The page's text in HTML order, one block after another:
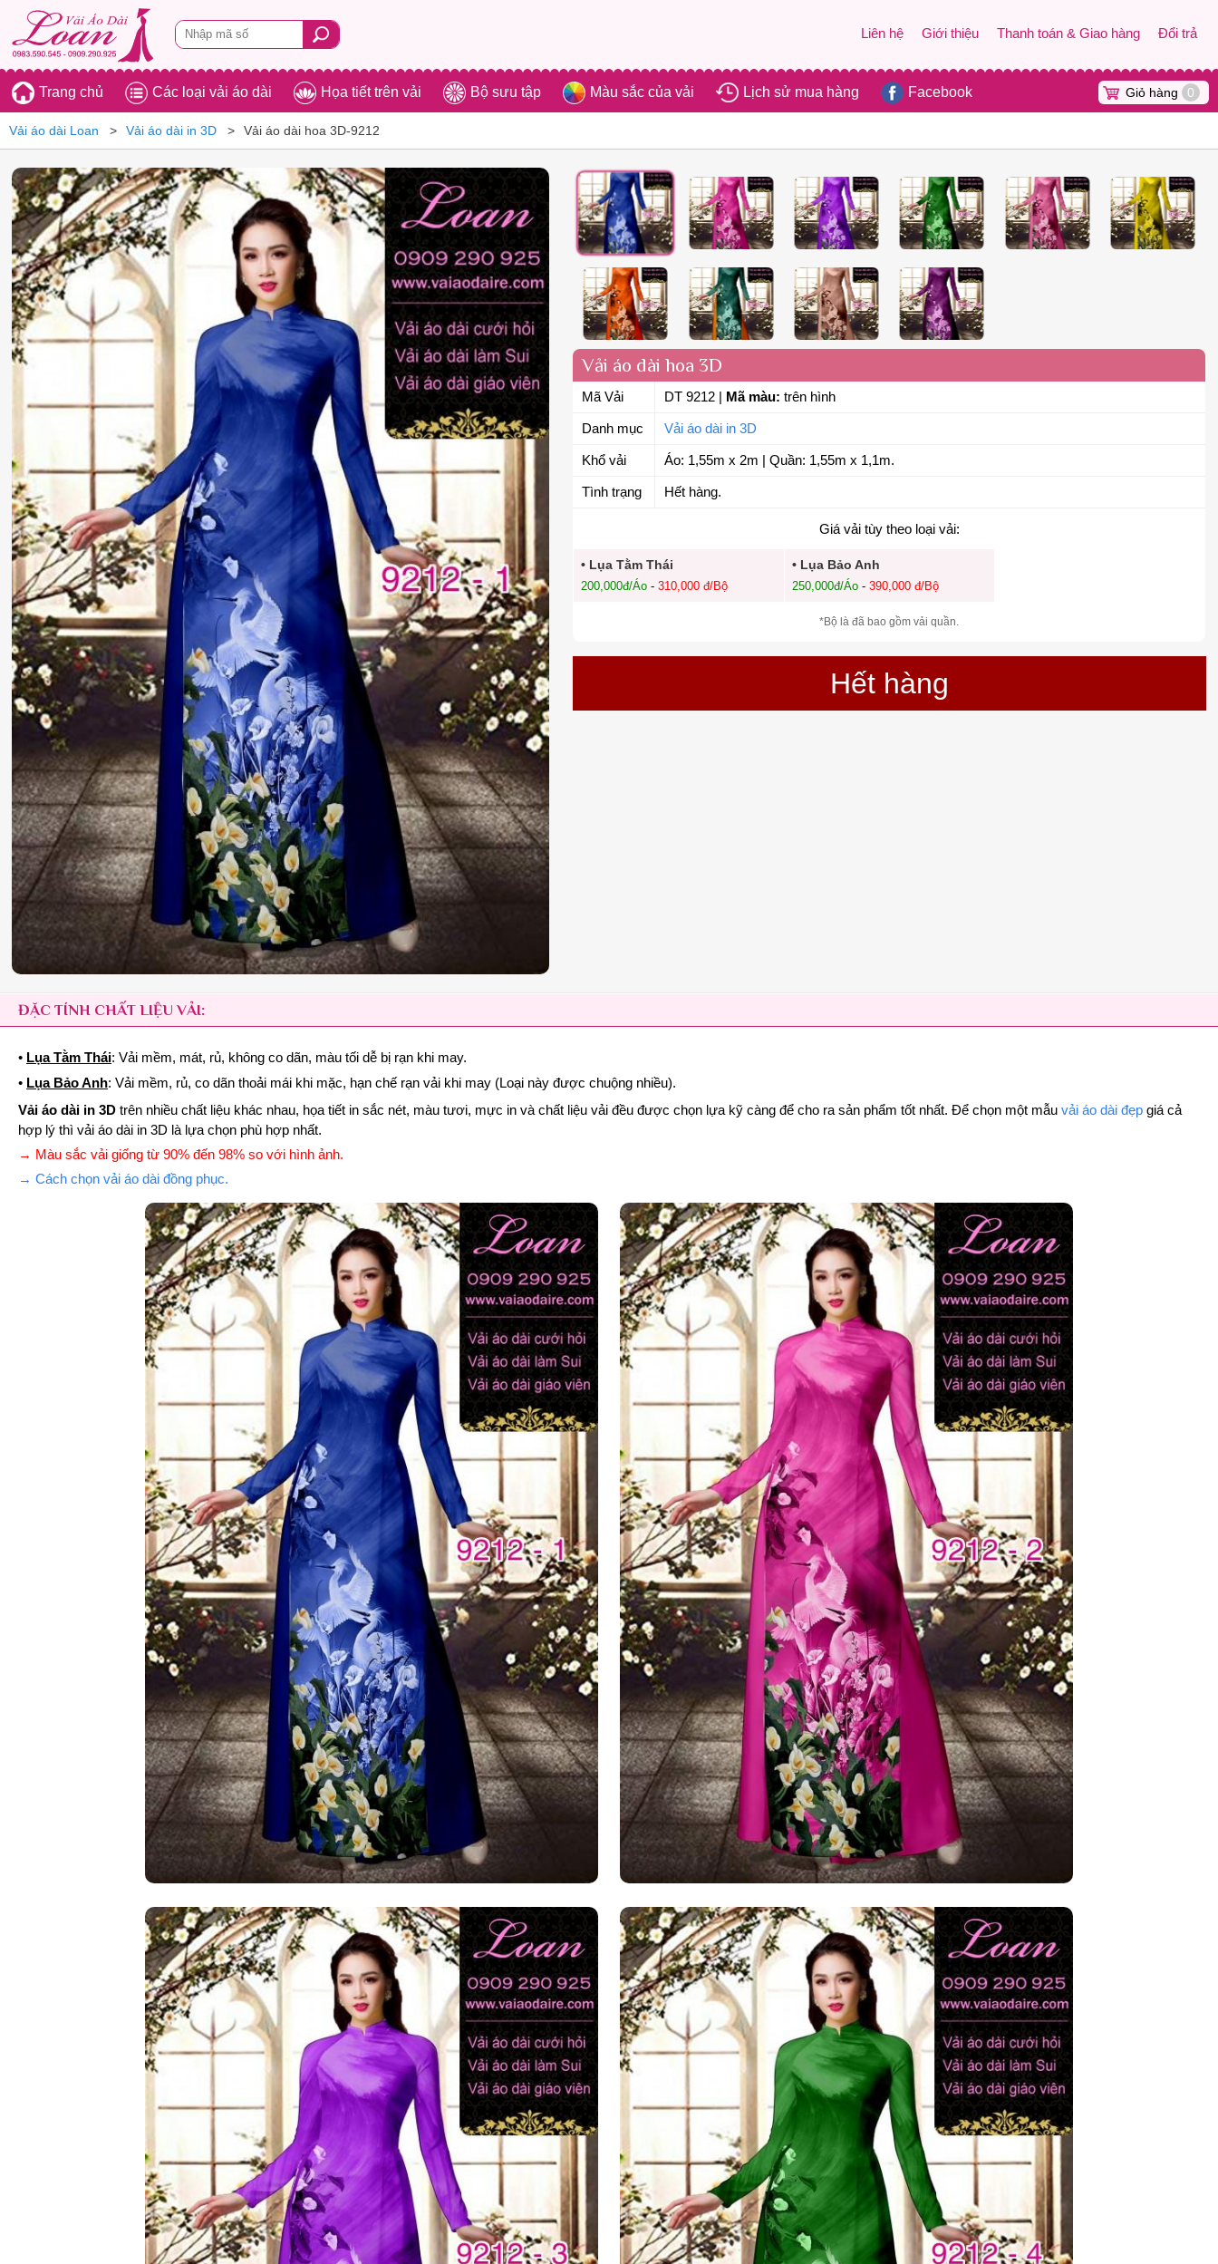
Liên hệ Giới thiệu Thanh toán & Giao hàng Đổi trả
Trang chủ Các loại vải áo dài Họa tiết trên vải Bộ sưu tập Màu sắc của vải Lịch sử mua hàng Facebook Giỏ hàng 0
Vải áo dài Loan Vải áo dài in 3D Vải áo dài hoa 3D-9212
Vải áo dài hoa 3D
Mã Vải DT 9212 Mã màu: trên hình
Danh mục Vải áo dài in 3D
Khổ vải Áo: 1,55m x 2m | Quần: 1,55m x 1,1m.
Tình trạng Hết hàng.
Giá vải tùy theo loại vải:
• Lụa Tằm Thái
200,000đ/Áo -310,000 đ/Bộ
• Lụa Bảo Anh
250,000đ/Áo- 390,000 đ/Bộ
*Bộ là đã bao gồm vải quần.
Hết hàng
ĐẶC TÍNH CHẤT LIỆU VẢI:
• Lụa Tằm Thái: Vải mềm, mát, rủ, không co dãn, màu tối dễ bị rạn khi may.
• Lụa Bảo Anh: Vải mềm, rủ, co dãn thoải mái khi mặc, hạn chế rạn vải khi may (Loại này được chuộng nhiều).
Vải áo dài in 3D trên nhiều chất liệu khác nhau, họa tiết in sắc nét, màu tươi, mực in và chất liệu vải đều được chọn lựa kỹ càng để cho ra sản phẩm tốt nhất. Để chọn một mẫu vải áo dài đẹp giá cả
hợp lý thì vải áo dài in 3D là lựa chọn phù hợp nhất.
→ Màu sắc vải giống từ 90% đến 98% so với hình ảnh.
→ Cách chọn vải áo dài đồng phục.